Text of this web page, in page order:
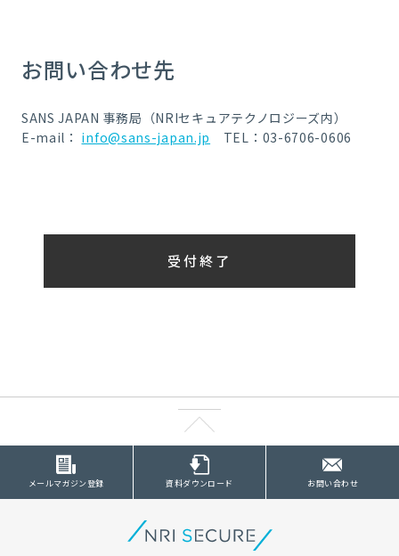
お問い合わせ先
SANS JAPAN 事務局（NRIセキュアテクノロジーズ内）
E-mail： info@sans-japan.jp TEL：03-6706-0606
受付終了
メールマガジン登録 資料ダウンロード お問い合わせ